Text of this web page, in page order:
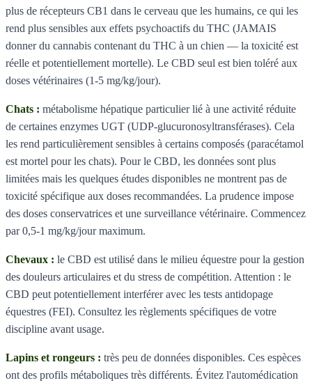
plus de récepteurs CB1 dans le cerveau que les humains, ce qui les
rend plus sensibles aux effets psychoactifs du THC (JAMAIS
donner du cannabis contenant du THC à un chien — la toxicité est
réelle et potentiellement mortelle). Le CBD seul est bien toléré aux
doses vétérinaires (1-5 mg/kg/jour).
Chats : métabolisme hépatique particulier lié à une activité réduite
de certaines enzymes UGT (UDP-glucuronosyltransférases). Cela
les rend particulièrement sensibles à certains composés (paracétamol
est mortel pour les chats). Pour le CBD, les données sont plus
limitées mais les quelques études disponibles ne montrent pas de
toxicité spécifique aux doses recommandées. La prudence impose
des doses conservatrices et une surveillance vétérinaire. Commencez
par 0,5-1 mg/kg/jour maximum.
Chevaux : le CBD est utilisé dans le milieu équestre pour la gestion
des douleurs articulaires et du stress de compétition. Attention : le
CBD peut potentiellement interférer avec les tests antidopage
équestres (FEI). Consultez les règlements spécifiques de votre
discipline avant usage.
Lapins et rongeurs : très peu de données disponibles. Ces espèces
ont des profils métaboliques très différents. Évitez l'automédication